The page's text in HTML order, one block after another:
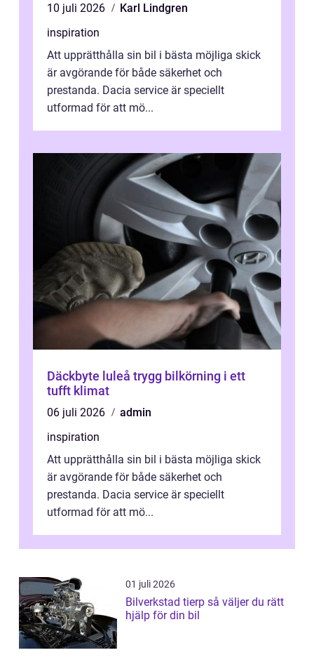
10 juli 2026
Karl Lindgren
inspiration
Att upprätthålla sin bil i bästa möjliga skick
är avgörande för både säkerhet och
prestanda. Dacia service är speciellt
utformad för att mö...
Däckbyte luleå trygg bilkörning i ett
tufft klimat
06 juli 2026
admin
inspiration
Att upprätthålla sin bil i bästa möjliga skick
är avgörande för både säkerhet och
prestanda. Dacia service är speciellt
utformad för att mö...
01 juli 2026
Bilverkstad tierp så väljer du rätt
hjälp för din bil